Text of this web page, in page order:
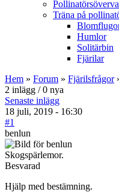
Träna på
Humlor
Solitärbin
Fjärilar
Hem » Forum » Fjärilsfrågor
2 inlägg / 0 nya
Senaste inlägg
18 juli, 2019 - 16:30
#1
benlun
Skogspärlemor.
Besvarad
Hjälp med bestämning.